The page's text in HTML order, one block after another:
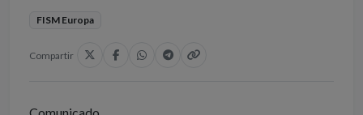
FISM Europa
Compartir